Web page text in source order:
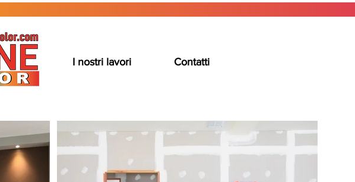
I nostri lavori Contatti